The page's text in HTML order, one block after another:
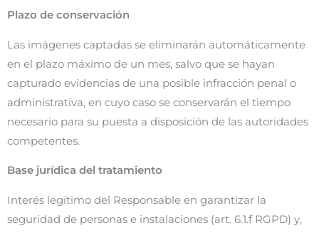
Plazo de conservación
Las imágenes captadas se eliminarán automáticamente
en el plazo máximo de un mes, salvo que se hayan
capturado evidencias de una posible infracción penal o
administrativa, en cuyo caso se conservarán el tiempo
necesario para su puesta a disposición de las autoridades
competentes.
Base jurídica del tratamiento
Interés legítimo del Responsable en garantizar la
seguridad de personas e instalaciones (art. 6.1.f RGPD) y,